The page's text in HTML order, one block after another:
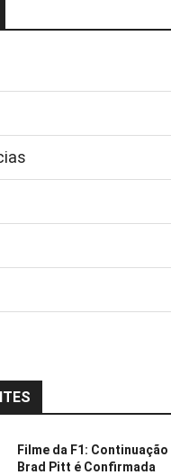
Filme da F1: Continuação
Brad Pitt é Confirmada